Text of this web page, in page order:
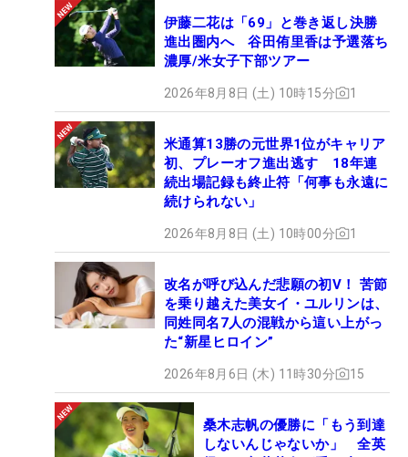
伊藤二花は「69」と巻き返し決勝
進出圏内へ 谷田侑里香は予選落ち
濃厚/米女子下部ツアー
2026年8月8日 (土) 10時15分 1
米通算13勝の元世界1位がキャリア
初、プレーオフ進出逃す 18年連
続出場記録も終止符「何事も永遠に
続けられない」
2026年8月8日 (土) 10時00分 1
改名が呼び込んだ悲願の初V！ 苦節
を乗り越えた美女イ・ユルリンは、
同姓同名7人の混戦から這い上がっ
た“新星ヒロイン”
2026年8月6日 (木) 11時30分 15
桑木志帆の優勝に「もう到達
しないんじゃないか」 全英